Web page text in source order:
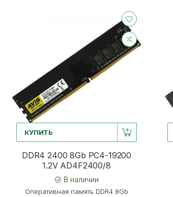
КУПИТЬ
DDR4 2400 8Gb PC4-19200
1.2V AD4F2400/8
В наличии
Оперативная память DDR4 8Gb